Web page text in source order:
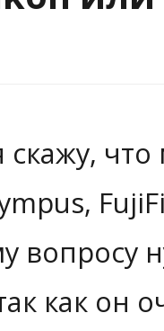
скажу,
вопросу
как он